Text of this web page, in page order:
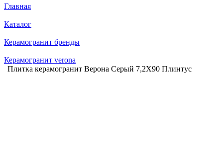
Главная
Каталог
Керамогранит бренды
Керамогранит verona
Плитка керамогранит Верона Серый 7,2X90 Плинтус